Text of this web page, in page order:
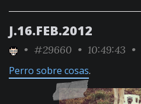
J.16.FEB.2012
• #29660 • 10:49:43 •
Perro sobre cosas.